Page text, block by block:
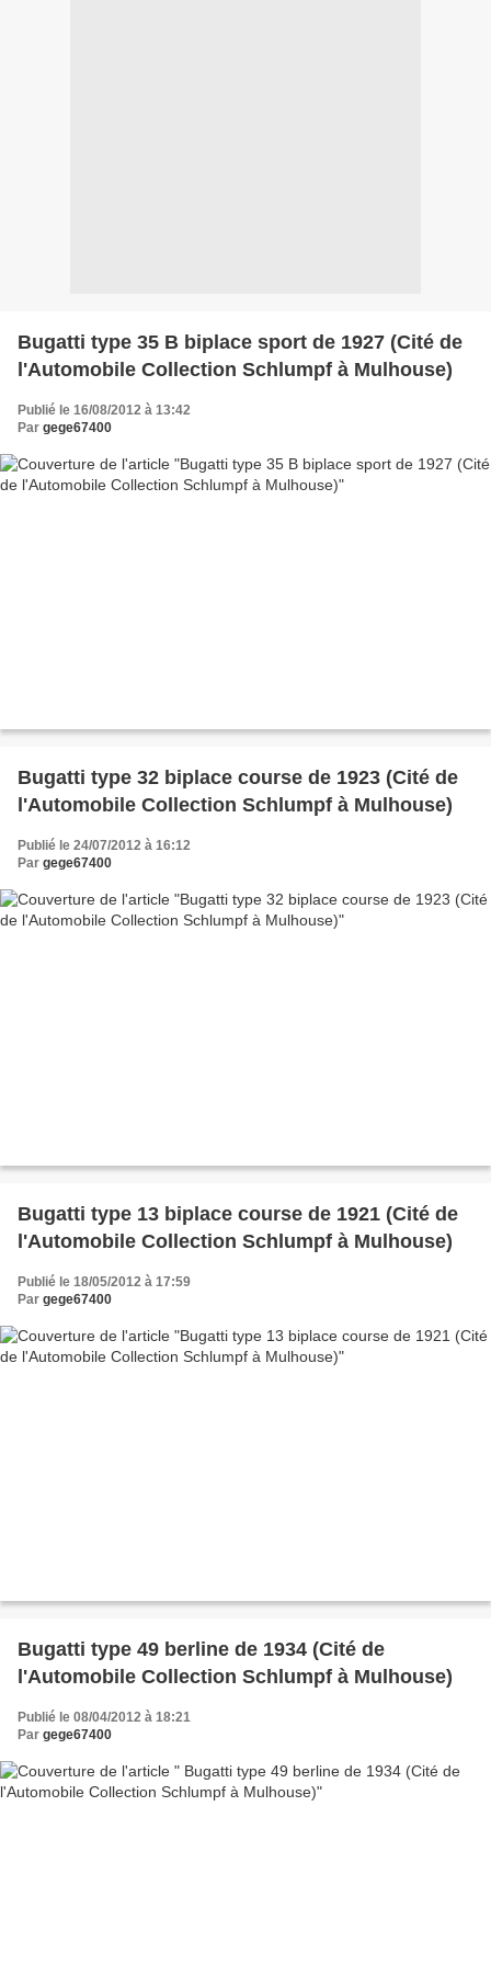
Bugatti type 35 B biplace sport de 1927 (Cité de
l'Automobile Collection Schlumpf à Mulhouse)
Publié le 16/08/2012 à 13:42
Par gege67400
Bugatti type 32 biplace course de 1923 (Cité de
l'Automobile Collection Schlumpf à Mulhouse)
Publié le 24/07/2012 à 16:12
Par gege67400
Bugatti type 13 biplace course de 1921 (Cité de
l'Automobile Collection Schlumpf à Mulhouse)
Publié le 18/05/2012 à 17:59
Par gege67400
Bugatti type 49 berline de 1934 (Cité de
l'Automobile Collection Schlumpf à Mulhouse)
Publié le 08/04/2012 à 18:21
Par gege67400